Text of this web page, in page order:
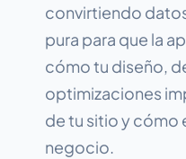
convirtiendo
pura para que la
cómo tu diseño,
optimizaciones
de tu sitio y cómo
negocio.